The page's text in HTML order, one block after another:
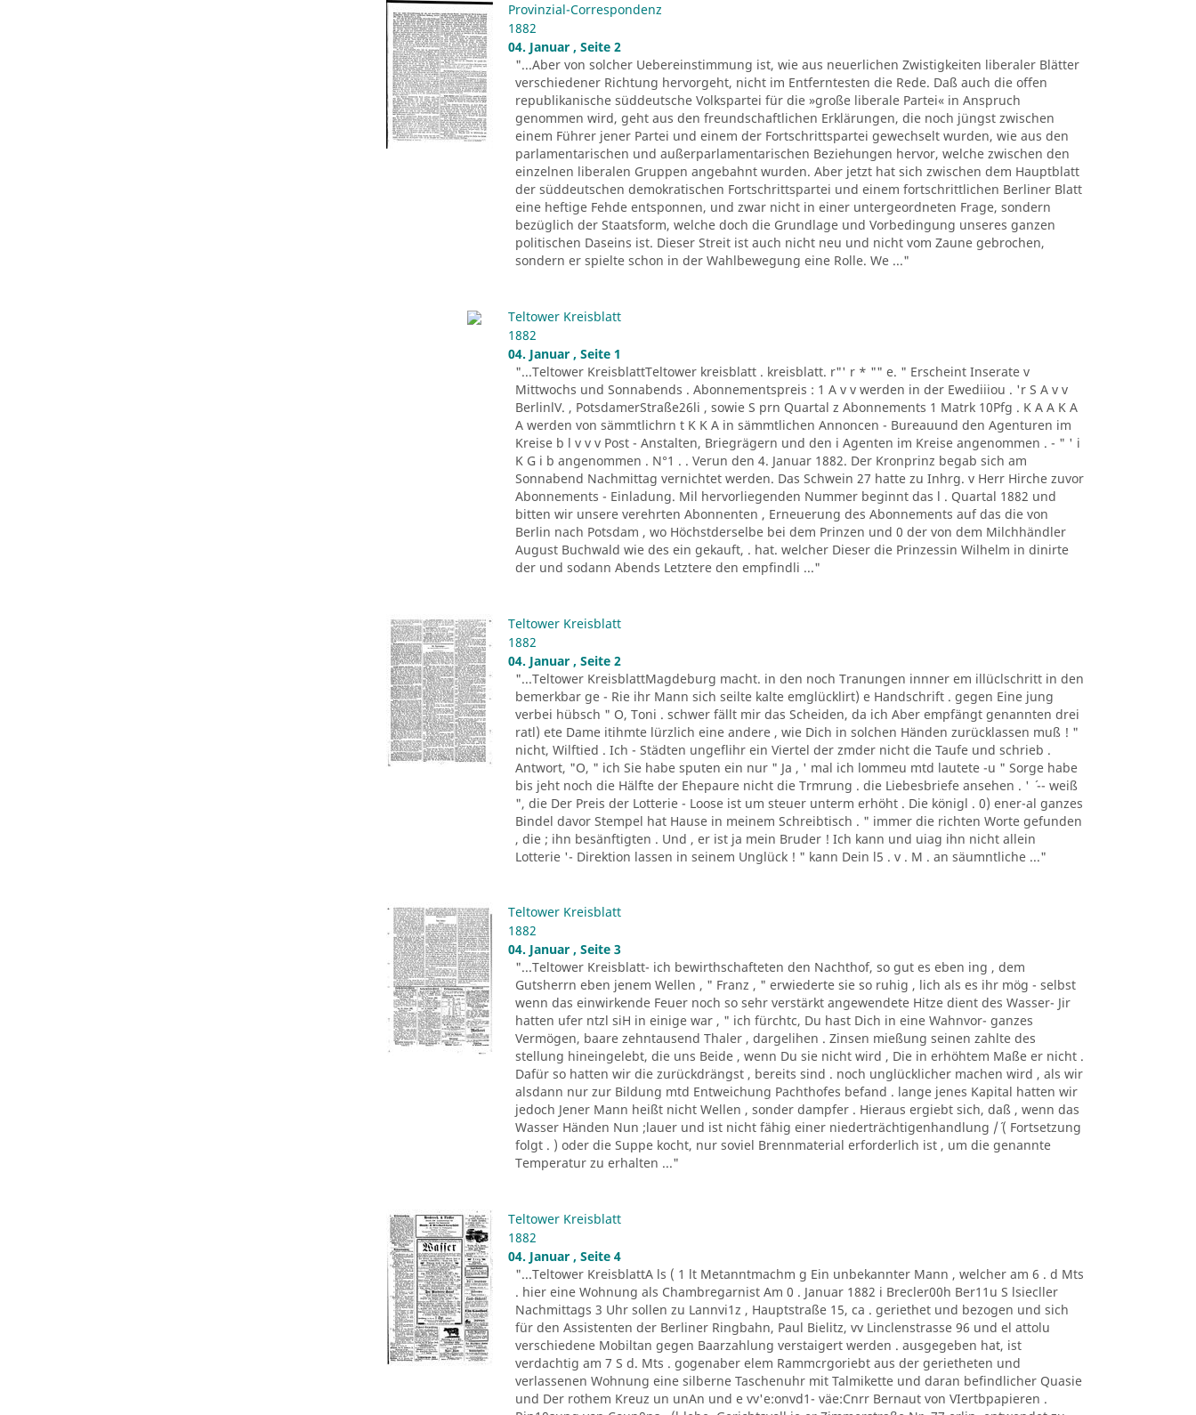
Provinzial-Correspondenz
1882
04. Januar , Seite 2
"...Aber von solcher Uebereinstimmung ist, wie aus neuerlichen Zwistigkeiten liberaler Blätter
verschiedener Richtung hervorgeht, nicht im Entferntesten die Rede. Daß auch die offen
republikanische süddeutsche Volkspartei für die »große liberale Partei« in Anspruch
genommen wird, geht aus den freundschaftlichen Erklärungen, die noch jüngst zwischen
einem Führer jener Partei und einem der Fortschrittspartei gewechselt wurden, wie aus den
parlamentarischen und außerparlamentarischen Beziehungen hervor, welche zwischen den
einzelnen liberalen Gruppen angebahnt wurden. Aber jetzt hat sich zwischen dem Hauptblatt
der süddeutschen demokratischen Fortschrittspartei und einem fortschrittlichen Berliner Blatt
eine heftige Fehde entsponnen, und zwar nicht in einer untergeordneten Frage, sondern
bezüglich der Staatsform, welche doch die Grundlage und Vorbedingung unseres ganzen
politischen Daseins ist. Dieser Streit ist auch nicht neu und nicht vom Zaune gebrochen,
sondern er spielte schon in der Wahlbewegung eine Rolle. We ..."
Teltower Kreisblatt
1882
04. Januar , Seite 1
"...Teltower KreisblattTeltower kreisblatt . kreisblatt. r"' r * "" e. " Erscheint Inserate v
Mittwochs und Sonnabends . Abonnementspreis : 1 A v v werden in der Ewediiiou . 'r S A v v
BerlinlV. , PotsdamerStraße26li , sowie S prn Quartal z Abonnements 1 Matrk 10Pfg . K A A K A
A werden von sämmtlichrn t K K A in sämmtlichen Annoncen - Bureauund den Agenturen im
Kreise b l v v v Post - Anstalten, Briegrägern und den i Agenten im Kreise angenommen . - " ' i
K G i b angenommen . N°1 . . Verun den 4. Januar 1882. Der Kronprinz begab sich am
Sonnabend Nachmittag vernichtet werden. Das Schwein 27 hatte zu Inhrg. v Herr Hirche zuvor
Abonnements - Einladung. Mil hervorliegenden Nummer beginnt das l . Quartal 1882 und
bitten wir unsere verehrten Abonnenten , Erneuerung des Abonnements auf das die von
Berlin nach Potsdam , wo Höchstderselbe bei dem Prinzen und 0 der von dem Milchhändler
August Buchwald wie des ein gekauft, . hat. welcher Dieser die Prinzessin Wilhelm in dinirte
der und sodann Abends Letztere den empfindli ..."
Teltower Kreisblatt
1882
04. Januar , Seite 2
"...Teltower KreisblattMagdeburg macht. in den noch Tranungen innner em illüclschritt in den
bemerkbar ge - Rie ihr Mann sich seilte kalte emglücklirt) e Handschrift . gegen Eine jung
verbei hübsch " O, Toni . schwer fällt mir das Scheiden, da ich Aber empfängt genannten drei
ratl) ete Dame itihmte lürzlich eine andere , wie Dich in solchen Händen zurücklassen muß ! "
nicht, Wilftied . Ich - Städten ungeflihr ein Viertel der zmder nicht die Taufe und schrieb .
Antwort, "O, " ich Sie habe sputen ein nur " Ja , ' mal ich lommeu mtd lautete -u " Sorge habe
bis jeht noch die Hälfte der Ehepaure nicht die Trmrung . die Liebesbriefe ansehen . ' ´ -- weiß
", die Der Preis der Lotterie - Loose ist um steuer unterm erhöht . Die königl . 0) ener-al ganzes
Bindel davor Stempel hat Hause in meinem Schreibtisch . " immer die richten Worte gefunden
, die ; ihn besänftigten . Und , er ist ja mein Bruder ! Ich kann und uiag ihn nicht allein
Lotterie '- Direktion lassen in seinem Unglück ! " kann Dein l5 . v . M . an säumntliche ..."
Teltower Kreisblatt
1882
04. Januar , Seite 3
"...Teltower Kreisblatt- ich bewirthschafteten den Nachthof, so gut es eben ing , dem
Gutsherrn eben jenem Wellen , " Franz , " erwiederte sie so ruhig , lich als es ihr mög - selbst
wenn das einwirkende Feuer noch so sehr verstärkt angewendete Hitze dient des Wasser- Jir
hatten ufer ntzl siH in einige war , " ich fürchtc, Du hast Dich in eine Wahnvor- ganzes
Vermögen, baare zehntausend Thaler , dargelihen . Zinsen mießung seinen zahlte des
stellung hineingelebt, die uns Beide , wenn Du sie nicht wird , Die in erhöhtem Maße er nicht .
Dafür so hatten wir die zurückdrängst , bereits sind . noch unglücklicher machen wird , als wir
alsdann nur zur Bildung mtd Entweichung Pachthofes befand . lange jenes Kapital hatten wir
jedoch Jener Mann heißt nicht Wellen , sonder dampfer . Hieraus ergiebt sich, daß , wenn das
Wasser Händen Nun ;lauer und ist nicht fähig einer niederträchtigenhandlung /´ ( Fortsetzung
folgt . ) oder die Suppe kocht, nur soviel Brennmaterial erforderlich ist , um die genannte
Temperatur zu erhalten ..."
Teltower Kreisblatt
1882
04. Januar , Seite 4
"...Teltower KreisblattA ls ( 1 lt Metanntmachm g Ein unbekannter Mann , welcher am 6 . d Mts
. hier eine Wohnung als Chambregarnist Am 0 . Januar 1882 i Brecler00h Ber11u S lsiecller
Nachmittags 3 Uhr sollen zu Lannvi1z , Hauptstraße 15, ca . geriethet und bezogen und sich
für den Assistenten der Berliner Ringbahn, Paul Bielitz, vv Linclenstrasse 96 und el attolu
verschiedene Mobiltan gegen Baarzahlung verstaigert werden . ausgegeben hat, ist
verdachtig am 7 S d. Mts . gogenaber elem Rammcrgoriebt aus der gerietheten und
verlassenen Wohnung eine silberne Taschenuhr mit Talmikette und daran befindlicher Quasie
und Der rothem Kreuz un unAn und e vv'e:onvd1- väe:Cnrr Bernaut von VIertbpapieren .